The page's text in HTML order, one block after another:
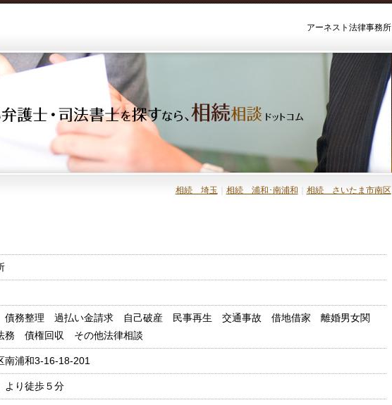
アーネスト法律事務所
相続 埼玉 相続 浦和･南浦和 相続 さいたま市南区
務整理 過払い金請求 自己破産 民事再生 交通事故 借地借家 離婚男女関
債権回収 その他法律相談
南浦和3-16-18-201
より徒歩５分